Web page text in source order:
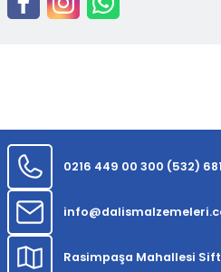
0216 449 00 300 (532)
Rasimpaşa Mahallesi